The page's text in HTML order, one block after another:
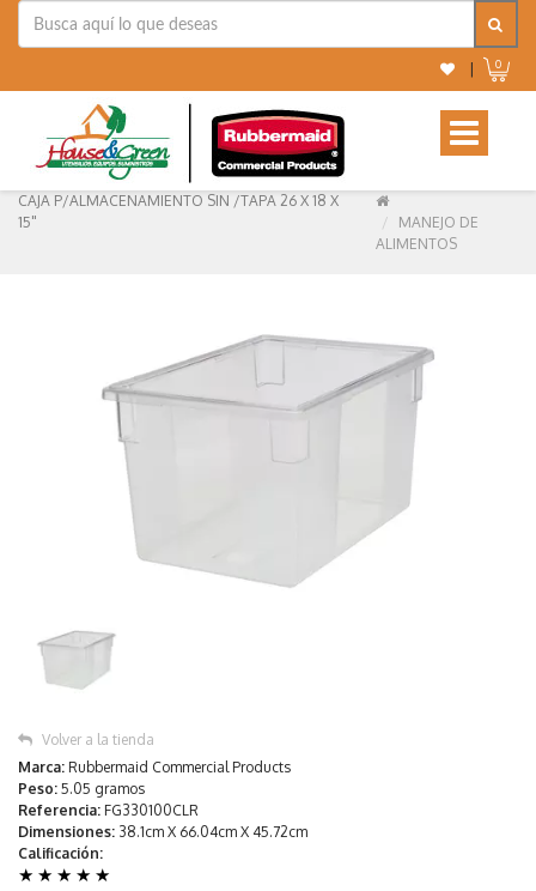
0
Toggle
navigation
CAJA P/ALMACENAMIENTO SIN /TAPA 26 X 18 X
15"
MANEJO DE
ALIMENTOS
Volver a la tienda
Marca: Rubbermaid Commercial Products
Peso: 5.05 gramos
Referencia: FG330100CLR
Dimensiones: 38.1cm X 66.04cm X 45.72cm
Calificación:
★ ★ ★ ★ ★